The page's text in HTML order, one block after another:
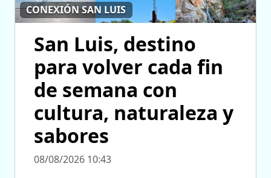
CONEXIÓN SAN LUIS
San Luis, destino
para volver cada fin
de semana con
cultura, naturaleza y
sabores
08/08/2026 10:43